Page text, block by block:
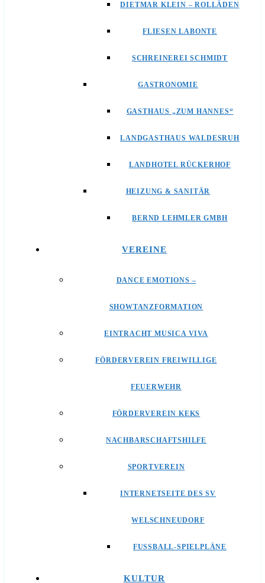
DIETMAR KLEIN – ROLLÄDEN
FLIESEN LABONTE
SCHREINEREI SCHMIDT
GASTRONOMIE
GASTHAUS „ZUM HANNES“
LANDGASTHAUS WALDESRUH
LANDHOTEL RÜCKERHOF
HEIZUNG & SANITÄR
BERND LEHMLER GMBH
VEREINE
DANCE EMOTIONS –
SHOWTANZFORMATION
EINTRACHT MUSICA VIVA
FÖRDERVEREIN FREIWILLIGE
FEUERWEHR
FÖRDERVEREIN KEKS
NACHBARSCHAFTSHILFE
SPORTVEREIN
INTERNETSEITE DES SV
WELSCHNEUDORF
FUSSBALL-SPIELPLÄNE
KULTUR